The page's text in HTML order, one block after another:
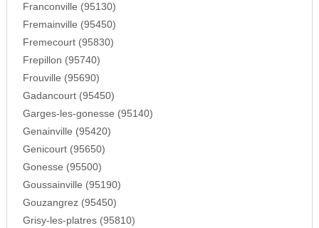
Franconville (95130)
Fremainville (95450)
Fremecourt (95830)
Frepillon (95740)
Frouville (95690)
Gadancourt (95450)
Garges-les-gonesse (95140)
Genainville (95420)
Genicourt (95650)
Gonesse (95500)
Goussainville (95190)
Gouzangrez (95450)
Grisy-les-platres (95810)